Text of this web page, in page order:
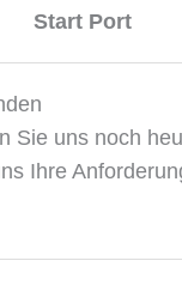
Start Port
Sie uns noch
Ihre